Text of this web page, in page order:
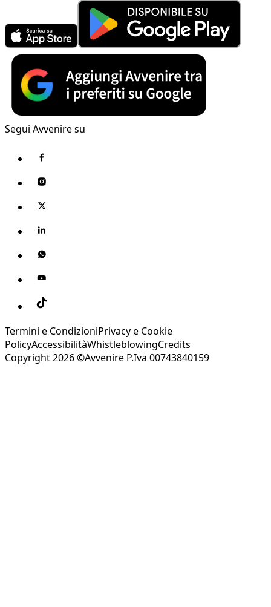
Segui Avvenire su
Termini e CondizioniPrivacy e Cookie
PolicyAccessibilitàWhistleblowingCredits
Copyright 2026 ©Avvenire P.Iva 00743840159